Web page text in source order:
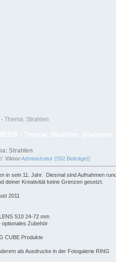
Thema: Strahlen
Strahlen
ViktorAdministrator (592 Beiträge)]
in sein 11. Jahr. Diesmal sind Aufnahmen
deiner Kreativität keine Grenzen gesetzt.
2011
S10 24-72 mm
optionales Zubehör
CUBE Produkte
als Ausdrucke in der Fotogalerie RING